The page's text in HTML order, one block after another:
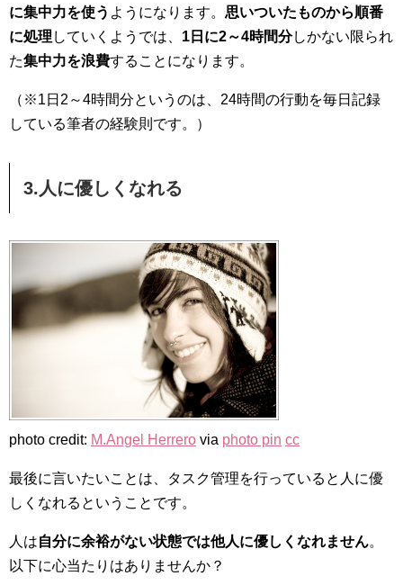
に集中力を使う ようになります。 思いついたものから順番
に処理 していくようでは、 1日に2～4時間分しかない限られ
た集中力を浪費することになります。
（※1日2～4時間分というのは、24時間の行動を毎日記録
している筆者の経験則です。）
3.人に優しくなれる
photo credit: M.Angel Herrero via photo pin cc
最後に言いたいことは、タスク管理を行っていると人に優
しくなれるということです。
人は自分に余裕がない状態では他人に優しくなれません。
以下に心当たりはありませんか？